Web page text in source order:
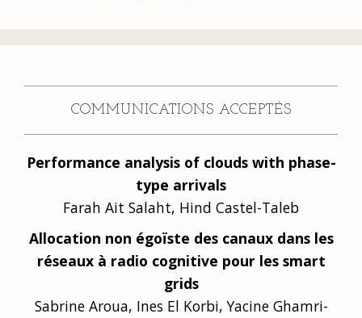
COMMUNICATIONS ACCEPTÉS
Performance analysis of clouds with phase-
type arrivals
Farah Ait Salaht, Hind Castel-Taleb
Allocation non égoïste des canaux dans les
réseaux à radio cognitive pour les smart
grids
Sabrine Aroua, Ines El Korbi, Yacine Ghamri-